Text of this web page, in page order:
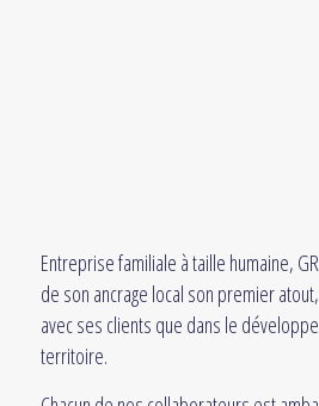
Entreprise familiale à taille humaine,
de son ancrage local son premier
avec ses clients que dans le
territoire.